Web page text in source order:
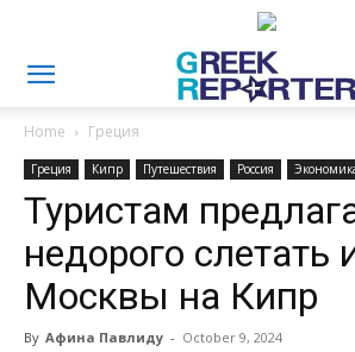
Home Греция
Греция Кипр Путешествия Россия
Туристам
недорого слетать
Москвы на Кипр
By Афина Павлиду - October 9, 2024